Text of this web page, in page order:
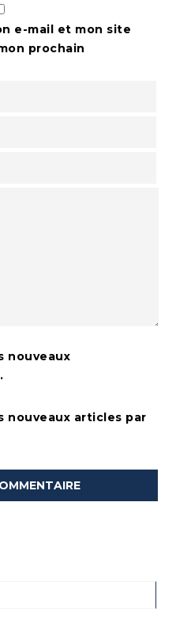
e-mail et mon site
prochain
nouveaux
nouveaux articles par